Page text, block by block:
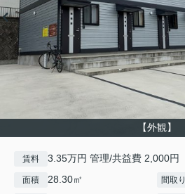
【外観】
賃料 3.35万円 管理/共益費 2,000円
面積 28.30㎡ 間取り